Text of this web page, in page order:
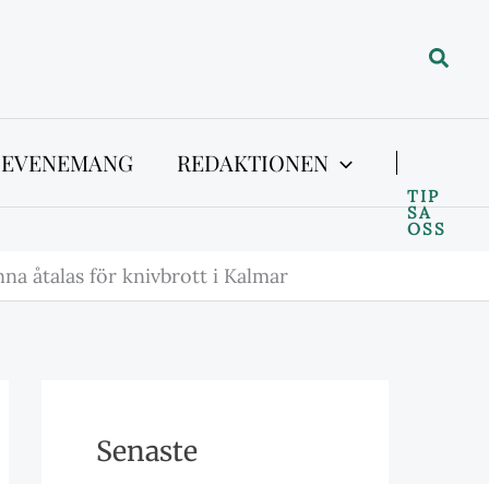
Sök
REDAKTIONEN
TIP
SA
OSS
åtalas för knivbrott i Kalmar
Senaste